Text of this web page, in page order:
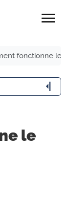
menu
fonctionne le
le
arrow_menu_close